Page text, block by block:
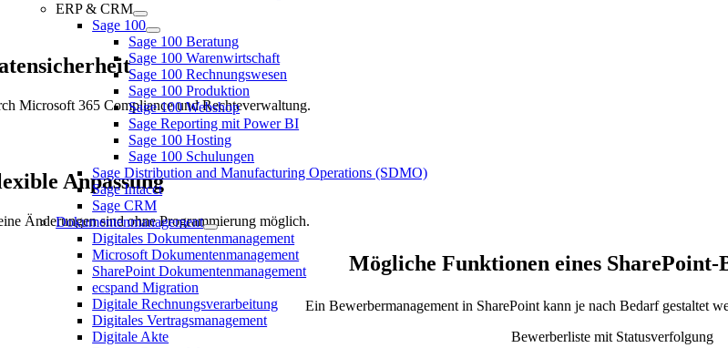
ERP & CRM
Sage 100
Sage 100 Beratung
Sage 100 Warenwirtschaft
Sage 100 Rechnungswesen
Sage 100 Produktion
Sage 100 Webshop
Sage Reporting mit Power BI
Sage 100 Hosting
Sage 100 Schulungen
Sage Distribution and Manufacturing Operations (SDMO)
Sage Intacct
Sage CRM
Dokumentenmanagement
Digitales Dokumentenmanagement
Microsoft Dokumentenmanagement
SharePoint Dokumentenmanagement
ecspand Migration
Digitale Rechnungsverarbeitung
Digitales Vertragsmanagement
Digitale Akte
Microsoft 365 Compliance und Rechteverwaltung.
Anpassung
Änderungen sind ohne Programmierung möglich.
Mögliche Funktionen eines
Ein Bewerbermanagement in SharePoint kann je nach Bedarf gestaltet
Bewerberliste mit Statusverfolgung